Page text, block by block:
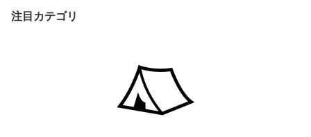
注目カテゴリ